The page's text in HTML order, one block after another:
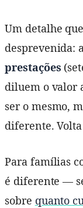
Um detalhe
desprevenida:
prestações
diluem o valor
ser o mesmo,
diferente.
Para famílias
é diferente —
sobre quanto